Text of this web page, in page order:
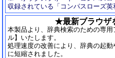
収録されている「コンパスローズ
★最新ブラウザ
本製品より、辞典検索のための専
ル】いたします。
処理速度の改善により、辞典の起
に短縮されました。